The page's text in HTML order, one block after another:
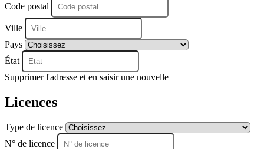
Code postal
Ville
Pays
État
Supprimer l'adresse et en saisir une nouvelle
Licences
Type de licence
N° de licence